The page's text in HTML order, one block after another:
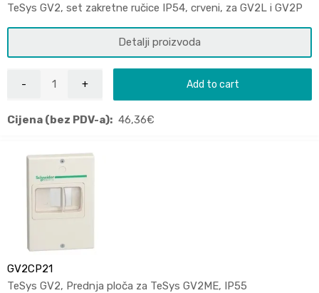
TeSys GV2, set zakretne ručice IP54, crveni, za GV2L i GV2P
Detalji proizvoda
Add to cart
Cijena (bez PDV-a): 46,36€
GV2CP21
TeSys GV2, Prednja ploča za TeSys GV2ME, IP55